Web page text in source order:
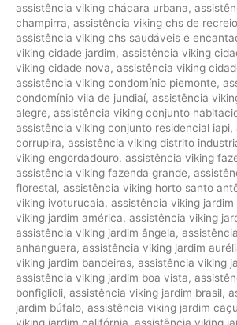
assistência viking chácara urbana,
champirra, assistência viking chs de
assistência viking chs saudáveis e
viking cidade jardim, assistência viking
viking cidade nova, assistência viking
assistência viking condomínio piemonte,
condomínio vila de jundiaí, assistência
alegre, assistência viking conjunto
assistência viking conjunto residencial iapi,
corrupira, assistência viking distrito
viking engordadouro, assistência viking
assistência viking fazenda grande,
florestal, assistência viking horto santo
viking ivoturucaia, assistência viking jardim
viking jardim américa, assistência viking
assistência viking jardim ângela,
anhanguera, assistência viking jardim
viking jardim bandeiras, assistência viking
assistência viking jardim boa vista,
bonfiglioli, assistência viking jardim brasil,
jardim búfalo, assistência viking jardim
viking jardim califórnia assistência viking